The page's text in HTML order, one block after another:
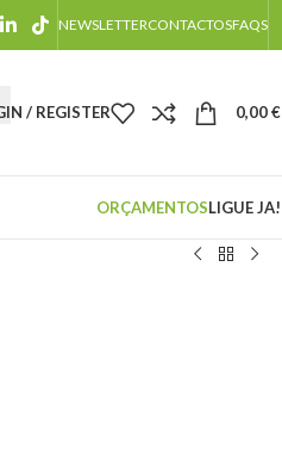
NEWSLETTERCONTACTOSFAQS
/ REGISTER 0,00€
ORÇAMENTOSLIGUE JA!